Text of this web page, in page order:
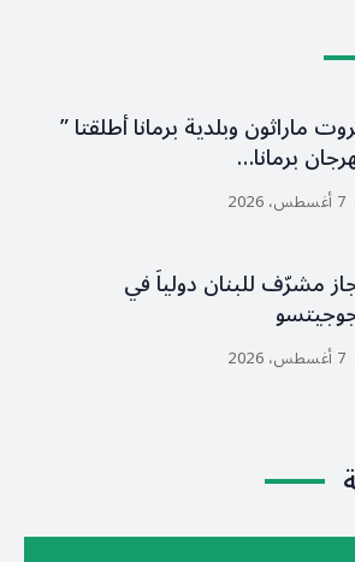
ماراثون وبلدية برمانا أطلقتا ”
برمانا…
7 أغسطس، 2026
مشرّف للبنان دولياً في
7 أغسطس، 2026